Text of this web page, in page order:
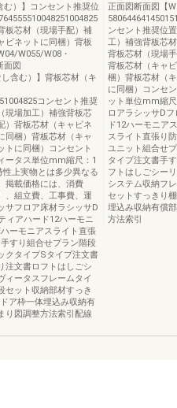
む）】コンセント推奨位
板芯材（現場手配）補
ビネットに同梱）背板
W055/W08・
面図
含む）】背板芯材（キ
コンセント推奨
現場加工）補強背板芯
）背板芯材（キャビネ
同梱）背板芯材（キャ
トに同梱）コンセント
ータス単位mm縮尺：1
上実物とは多少異なる
掲載価格には、消費
、組立費、工事費、運
サフロア床材ラシッサD
ィアハード12ハーモニ
ーモニアスライト直張
すり組合せプラン階段
クタイプSタイプ注文書
注文書ロフトはしごシ
ィータスフレームタイ
セット収納部材すっき
ア枠一体埋込み収納有
り図調整方法索引配線
正面図断面図【
ンセント推奨位
工）補強背板芯
背板芯材（現場
背板芯材（キャ
梱）背板芯材（
に同梱）コンセ
ット単位mm縮
ロアラシッサD
ド12ハーモニア
スライト直張り
ユニット組合せ
タイプ注文書手
フトはしごシー
システム収納フ
セットすっきり
埋込み収納有償
方法索引